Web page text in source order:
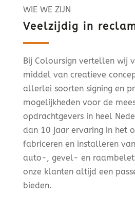
WIE WE ZIJN
Veelzijdig in
Bij Coloursign vertellen wij
middel van creatieve
allerlei soorten signing en
mogelijkheden voor de
opdrachtgevers in heel
dan 10 jaar ervaring in het
fabriceren en installeren
auto-, gevel- en
onze klanten altijd een
bieden.